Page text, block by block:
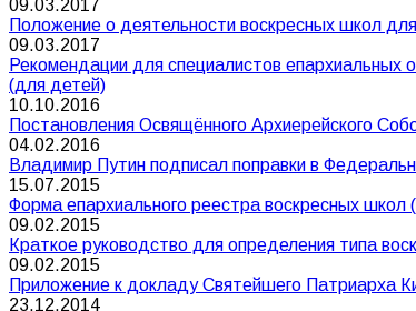
09.03.2017
Положение о деятельности воскресных школ
09.03.2017
Рекомендации для специалистов епархиальных
(для детей)
10.10.2016
Постановления Освящённого Архиерейского
04.02.2016
Владимир Путин подписал поправки в
15.07.2015
Форма епархиального реестра воскресных
09.02.2015
Краткое руководство для определения типа
09.02.2015
Приложение к докладу Святейшего Патриарха
23.12.2014